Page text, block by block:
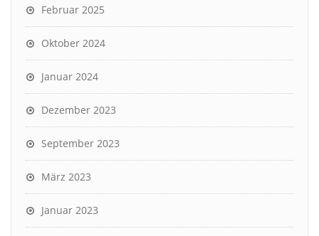
Februar 2025
Oktober 2024
Januar 2024
Dezember 2023
September 2023
März 2023
Januar 2023